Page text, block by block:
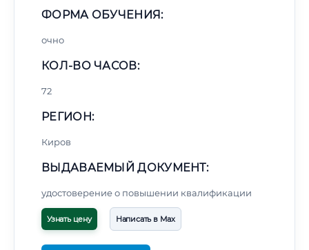
ФОРМА ОБУЧЕНИЯ:
очно
КОЛ-ВО ЧАСОВ:
72
РЕГИОН:
Киров
ВЫДАВАЕМЫЙ ДОКУМЕНТ:
удостоверение о повышении квалификации
Узнать цену Написать в Max